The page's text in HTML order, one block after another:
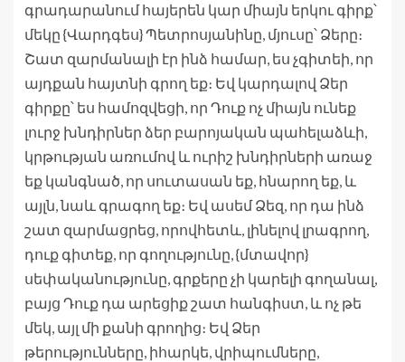
գրադարանում հայերեն կար միայն երկու գիրք՝
մեկը {Վարդգես} Պետրոսյանինը, մյուսը՝ Ձերը։
Շատ զարմանալի էր ինձ համար, ես չգիտեի, որ
այդքան հայտնի գրող եք։ Եվ կարդալով Ձեր
գիրքը՝ ես համոզվեցի, որ Դուք ոչ միայն ունեք
լուրջ խնդիրներ ձեր բարոյական պահելաձևի,
կրթության առումով և ուրիշ խնդիրների առաջ
եք կանգնած, որ սուտասան եք, հնարող եք, և
այլն, նաև գրագող եք։ Եվ ասեմ Ձեզ, որ դա ինձ
շատ զարմացրեց, որովհետև, լինելով լրագրող,
դուք գիտեք, որ գողությունը, {մտավոր}
սեփականությունը, գրքերը չի կարելի գողանալ,
բայց Դուք դա արեցիք շատ հանգիստ, և ոչ թե
մեկ, այլ մի քանի գրողից։ Եվ Ձեր
թերությունները, իհարկե, վրիպումները,